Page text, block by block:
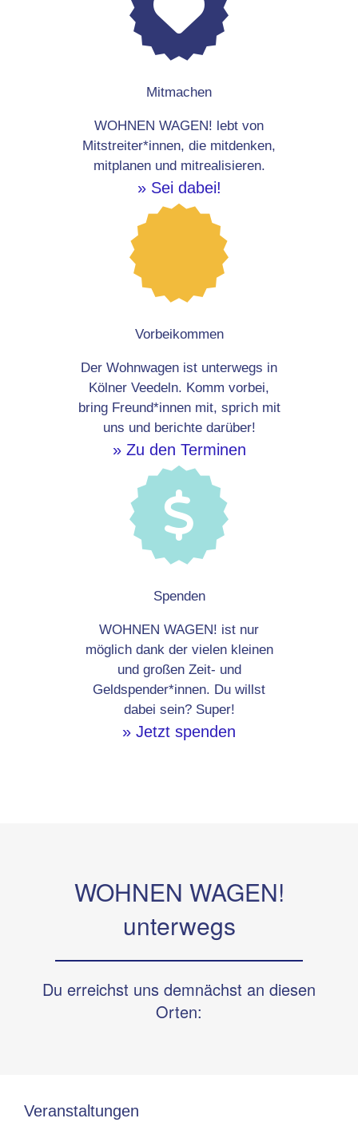
Mitmachen
WOHNEN WAGEN! lebt von
Mitstreiter*innen, die mitdenken,
mitplanen und mitrealisieren.
» Sei dabei!
Vorbeikommen
Der Wohnwagen ist unterwegs in
Kölner Veedeln. Komm vorbei,
bring Freund*innen mit, sprich mit
uns und berichte darüber!
» Zu den Terminen
Spenden
WOHNEN WAGEN! ist nur
möglich dank der vielen kleinen
und großen Zeit- und
Geldspender*innen. Du willst
dabei sein? Super!
» Jetzt spenden
WOHNEN WAGEN!
unterwegs
Du erreichst uns demnächst an diesen
Orten:
Veranstaltungen